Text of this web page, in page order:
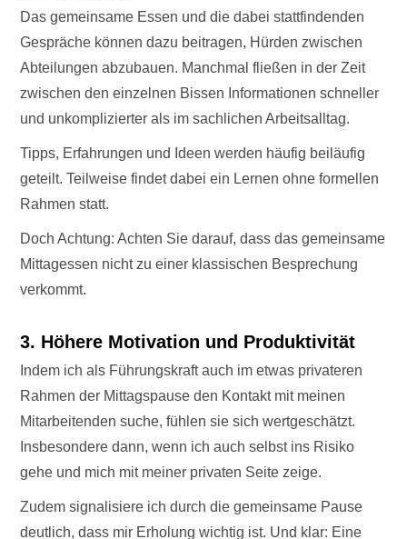
Das gemeinsame Essen und die dabei stattfindenden
Gespräche können dazu beitragen, Hürden zwischen
Abteilungen abzubauen. Manchmal fließen in der Zeit
zwischen den einzelnen Bissen Informationen schneller
und unkomplizierter als im sachlichen Arbeitsalltag.
Tipps, Erfahrungen und Ideen werden häufig beiläufig
geteilt. Teilweise findet dabei ein Lernen ohne formellen
Rahmen statt.
Doch Achtung: Achten Sie darauf, dass das gemeinsame
Mittagessen nicht zu einer klassischen Besprechung
verkommt.
3. Höhere Motivation und Produktivität
Indem ich als Führungskraft auch im etwas privateren
Rahmen der Mittagspause den Kontakt mit meinen
Mitarbeitenden suche, fühlen sie sich wertgeschätzt.
Insbesondere dann, wenn ich auch selbst ins Risiko
gehe und mich mit meiner privaten Seite zeige.
Zudem signalisiere ich durch die gemeinsame Pause
deutlich, dass mir Erholung wichtig ist. Und klar: Eine